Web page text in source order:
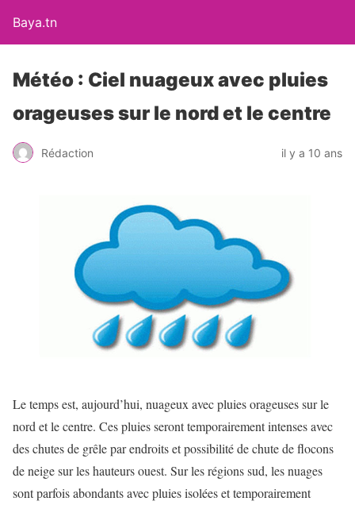
Baya.tn
Météo : Ciel nuageux avec pluies
orageuses sur le nord et le centre
Rédaction il y a 10 ans
Le temps est, aujourd’hui, nuageux avec pluies orageuses sur le
nord et le centre. Ces pluies seront temporairement intenses avec
des chutes de grêle par endroits et possibilité de chute de flocons
de neige sur les hauteurs ouest. Sur les régions sud, les nuages
sont parfois abondants avec pluies isolées et temporairement